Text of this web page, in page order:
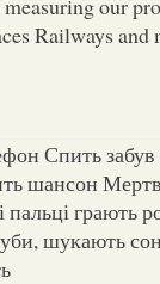
Railways
Спить
шансон
пальці грають
шукають